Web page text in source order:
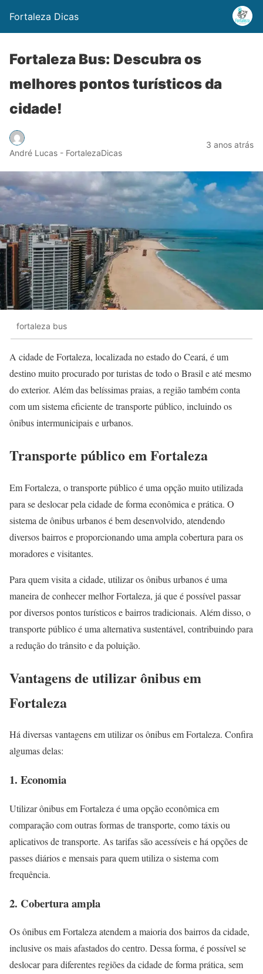
Fortaleza Dicas
Fortaleza Bus: Descubra os
melhores pontos turísticos da
cidade!
André Lucas - FortalezaDicas
3 anos atrás
fortaleza bus
A cidade de Fortaleza, localizada no estado do Ceará, é um
destino muito procurado por turistas de todo o Brasil e até mesmo
do exterior. Além das belíssimas praias, a região também conta
com um sistema eficiente de transporte público, incluindo os
ônibus intermunicipais e urbanos.
Transporte público em Fortaleza
Em Fortaleza, o transporte público é uma opção muito utilizada
para se deslocar pela cidade de forma econômica e prática. O
sistema de ônibus urbanos é bem desenvolvido, atendendo
diversos bairros e proporcionando uma ampla cobertura para os
moradores e visitantes.
Para quem visita a cidade, utilizar os ônibus urbanos é uma
maneira de conhecer melhor Fortaleza, já que é possível passar
por diversos pontos turísticos e bairros tradicionais. Além disso, o
transporte público é uma alternativa sustentável, contribuindo para
a redução do trânsito e da poluição.
Vantagens de utilizar ônibus em
Fortaleza
Há diversas vantagens em utilizar os ônibus em Fortaleza. Confira
algumas delas:
1. Economia
Utilizar ônibus em Fortaleza é uma opção econômica em
comparação com outras formas de transporte, como táxis ou
aplicativos de transporte. As tarifas são acessíveis e há opções de
passes diários e mensais para quem utiliza o sistema com
frequência.
2. Cobertura ampla
Os ônibus em Fortaleza atendem a maioria dos bairros da cidade,
inclusive os mais afastados do centro. Dessa forma, é possível se
deslocar para diferentes regiões da cidade de forma prática, sem